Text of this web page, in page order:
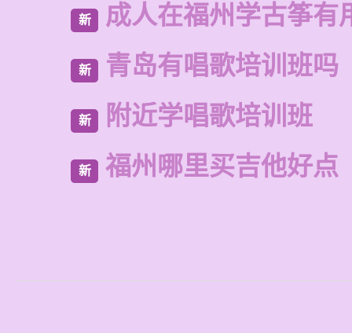
新 成人在福州学古筝有
新 青岛有唱歌培训班吗
新 附近学唱歌培训班
新 福州哪里买吉他好点